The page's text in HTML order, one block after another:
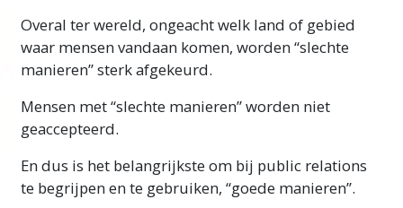
Overal ter wereld, ongeacht welk land of gebied
waar mensen vandaan komen, worden “slechte
manieren” sterk afgekeurd.
Mensen met “slechte manieren” worden niet
geaccepteerd.
En dus is het belangrijkste om bij public relations
te begrijpen en te gebruiken, “goede manieren”.